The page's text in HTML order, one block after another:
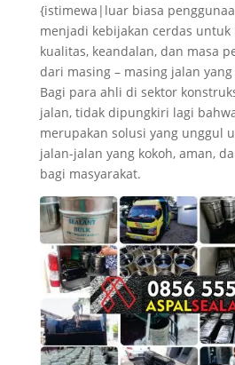
{istimewa|luar biasa
menjadi kebijakan cerdas untuk
kualitas, keandalan, dan masa
dari masing – masing jalan
Bagi para ahli di sektor
jalan, tidak dipungkiri lagi
merupakan solusi yang unggul
jalan-jalan yang kokoh, aman,
bagi masyarakat.